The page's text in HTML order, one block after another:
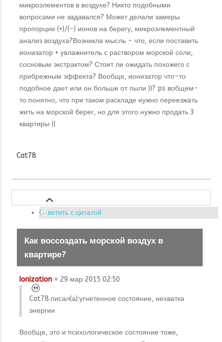
микроэлементов в воздухе? Никто подобными
вопросами не задавался? Может делали замеры
пропорции (+)/(-) ионов на берегу, микроэлементный
анализ воздуха?Возникла мысль - что, если поставить
ионизатор + увлажнитель с раствором морской соли,
сосновым экстрактом? Стоит ли ожидать похожего с
прибрежным эффекта? Вообще, ионизатор что-то
подобное дает или он больше от пыли ))? ps вобщем-
то понятно, что при таком раскладе нужно переезжать
жить на морской берег, но для этого нужно продать 3
квартиры ((
Cat78
Ответить с цитатой
Как воссоздать морской воздух в
квартире?
Ionization » 29 мар 2015 02:50
Cat78 писал(а):угнетенное состояние, нехватка
энергии
Вообще, это и психологическое состояние тоже,